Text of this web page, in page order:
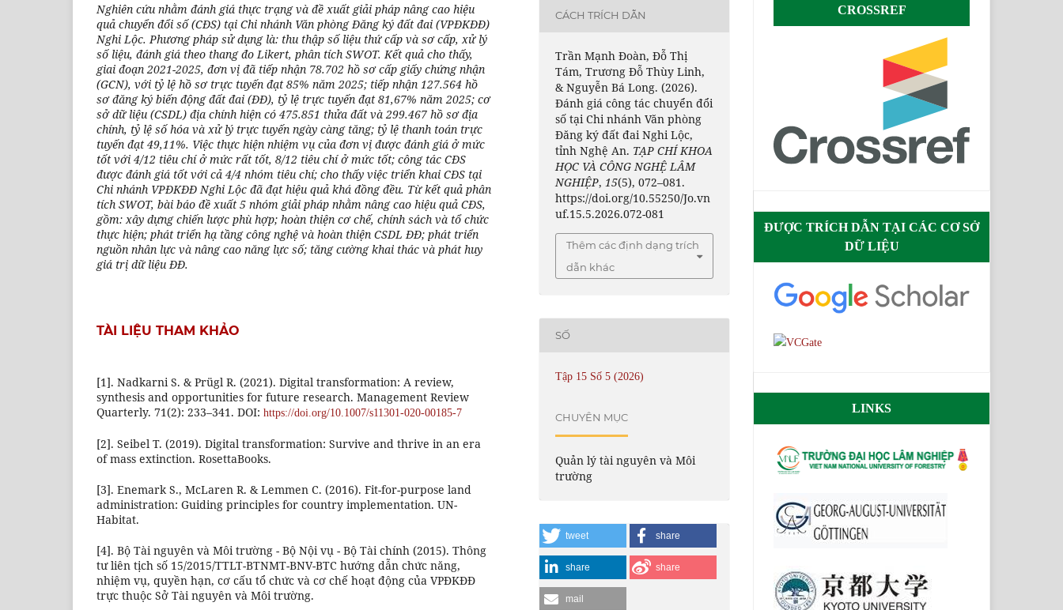
Nghiên cứu nhằm đánh giá thực trạng và đề xuất giải pháp nâng cao hiệu
quả chuyển đổi số (CĐS) tại Chi nhánh Văn phòng Đăng ký đất đai (VPĐKĐĐ)
Nghi Lộc. Phương pháp sử dụng là: thu thập số liệu thứ cấp và sơ cấp, xử lý
số liệu, đánh giá theo thang đo Likert, phân tích SWOT. Kết quả cho thấy,
giai đoạn 2021-2025, đơn vị đã tiếp nhận 78.702 hồ sơ cấp giấy chứng nhận
(GCN), với tỷ lệ hồ sơ trực tuyến đạt 85% năm 2025; tiếp nhận 127.564 hồ
sơ đăng ký biến động đất đai (ĐĐ), tỷ lệ trực tuyến đạt 81,67% năm 2025; cơ
sở dữ liệu (CSDL) địa chính hiện có 475.851 thửa đất và 299.467 hồ sơ địa
chính, tỷ lệ số hóa và xử lý trực tuyến ngày càng tăng; tỷ lệ thanh toán trực
tuyến đạt 49,11%. Việc thực hiện nhiệm vụ của đơn vị được đánh giá ở mức
tốt với 4/12 tiêu chí ở mức rất tốt, 8/12 tiêu chí ở mức tốt; công tác CĐS
được đánh giá tốt với cả 4/4 nhóm tiêu chí; cho thấy việc triển khai CĐS tại
Chi nhánh VPĐKĐĐ Nghi Lộc đã đạt hiệu quả khá đồng đều. Từ kết quả phân
tích SWOT, bài báo đề xuất 5 nhóm giải pháp nhằm nâng cao hiệu quả CĐS,
gồm: xây dựng chiến lược phù hợp; hoàn thiện cơ chế, chính sách và tổ chức
thực hiện; phát triển hạ tầng công nghệ và hoàn thiện CSDL ĐĐ; phát triển
nguồn nhân lực và nâng cao năng lực số; tăng cường khai thác và phát huy
giá trị dữ liệu ĐĐ.
TÀI LIỆU THAM KHẢO
[1]. Nadkarni S. & Prügl R. (2021). Digital transformation: A review,
synthesis and opportunities for future research. Management Review
Quarterly. 71(2): 233–341. DOI: https://doi.org/10.1007/s11301-020-00185-7
[2]. Seibel T. (2019). Digital transformation: Survive and thrive in an era
of mass extinction. RosettaBooks.
[3]. Enemark S., McLaren R. & Lemmen C. (2016). Fit-for-purpose land
administration: Guiding principles for country implementation. UN-
Habitat.
[4]. Bộ Tài nguyên và Môi trường - Bộ Nội vụ - Bộ Tài chính (2015). Thông
tư liên tịch số 15/2015/TTLT-BTNMT-BNV-BTC hướng dẫn chức năng,
nhiệm vụ, quyền hạn, cơ cấu tổ chức và cơ chế hoạt động của VPĐKĐĐ
trực thuộc Sở Tài nguyên và Môi trường.
CÁCH TRÍCH DẪN
Trần Mạnh Đoàn, Đỗ Thị
Tám, Trương Đỗ Thùy Linh,
& Nguyễn Bá Long. (2026).
Đánh giá công tác chuyển đổi
số tại Chi nhánh Văn phòng
Đăng ký đất đai Nghi Lộc,
tỉnh Nghệ An. TẠP CHÍ KHOA
HỌC VÀ CÔNG NGHỆ LÂM
NGHIỆP,15(5), 072–081.
https://doi.org/10.55250/Jo.vn
uf.15.5.2026.072-081
Thêm các định dạng trích
dẫn khác
SỐ
Tập 15 Số 5 (2026)
CHUYÊN MỤC
Quản lý tài nguyên và Môi
trường
tweet share
share share
mail
CROSSREF
ĐƯỢC TRÍCH DẪN TẠI CÁC CƠ SỞ
DỮ LIỆU
LINKS